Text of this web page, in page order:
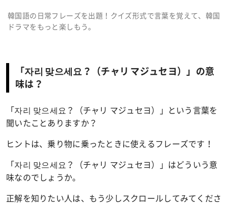
韓国語の日常フレーズを出題！クイズ形式で言葉を覚えて、韓国
ドラマをもっと楽しもう。
「자리 맞으세요？（チャリ マジュセヨ）」の意
味は？
「자리 맞으세요？（チャリ マジュセヨ）」という言葉を
聞いたことありますか？
ヒントは、乗り物に乗ったときに使えるフレーズです！
「자리 맞으세요？（チャリ マジュセヨ）」はどういう意
味なのでしょうか。
正解を知りたい人は、もう少しスクロールしてみてくださ